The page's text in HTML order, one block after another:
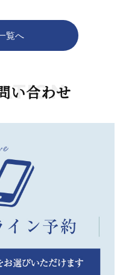
覧へ
い合わせ